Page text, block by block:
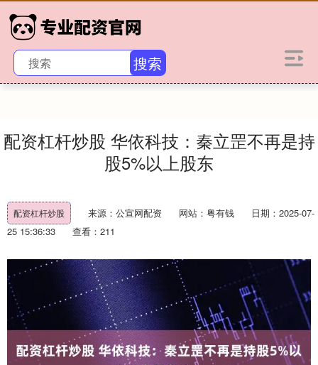
搜索
配资杠杆炒股 华依科技：秦立罡不再是持
股5%以上股东
配资杠杆炒股 来源：公宣网配资 网站：粤有钱
日期：2025-07-
25 15:36:33
查看：211